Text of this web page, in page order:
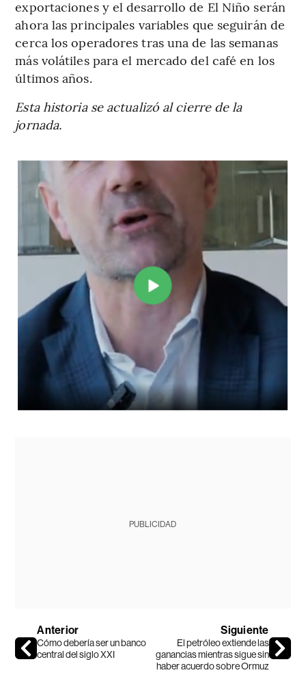
exportaciones y el desarrollo de El Niño serán
ahora las principales variables que seguirán de
cerca los operadores tras una de las semanas
más volátiles para el mercado del café en los
últimos años.
Esta historia se actualizó al cierre de la
jornada.
PUBLICIDAD
Anterior
Cómo debería ser un banco
central del siglo XXI
Siguiente
El petróleo extiende las
ganancias mientras sigue sin
haber acuerdo sobre Ormuz